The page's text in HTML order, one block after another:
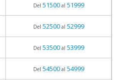
Del 51500al 51999
Del 52500al 52999
Del 53500al 53999
Del 54500al 54999